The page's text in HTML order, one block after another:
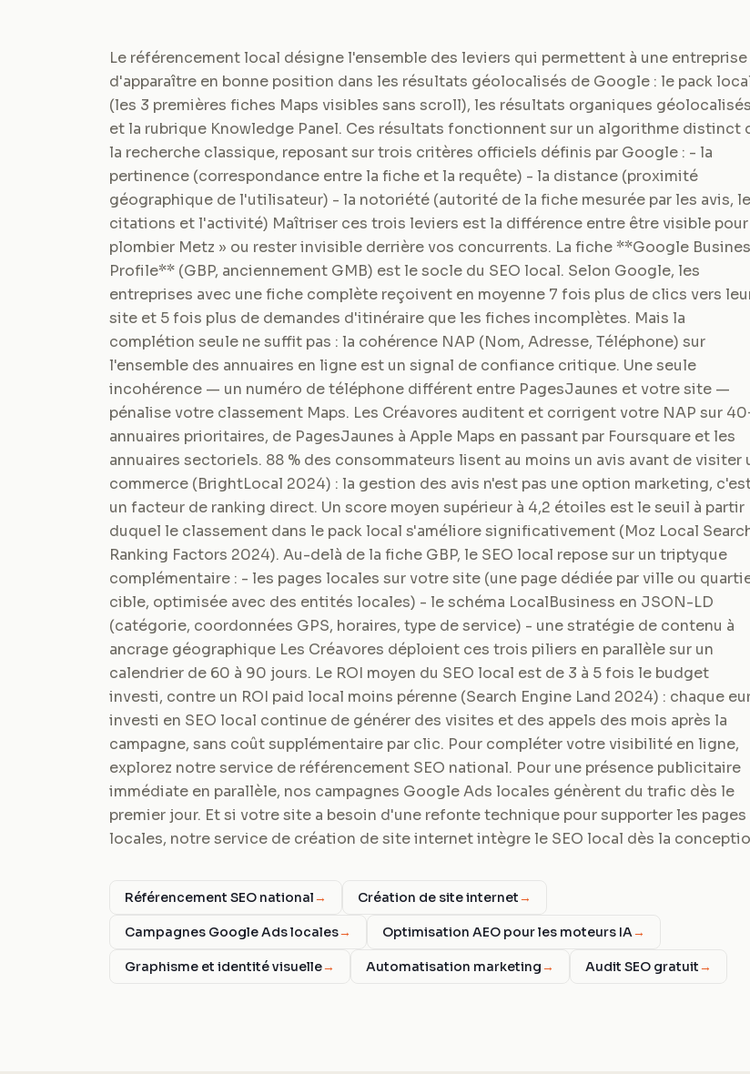
Le référencement local désigne l'ensemble des leviers qui permettent à une entreprise
d'apparaître en bonne position dans les résultats géolocalisés de Google : le pack
(les 3 premières fiches Maps visibles sans scroll), les résultats organiques géolocalisés
et la rubrique Knowledge Panel. Ces résultats fonctionnent sur un algorithme distinct
la recherche classique, reposant sur trois critères officiels définis par Google : - la
pertinence (correspondance entre la fiche et la requête) - la distance (proximité
géographique de l'utilisateur) - la notoriété (autorité de la fiche mesurée par les avis,
citations et l'activité) Maîtriser ces trois leviers est la différence entre être visible pour
plombier Metz » ou rester invisible derrière vos concurrents. La fiche **Google
Profile** (GBP, anciennement GMB) est le socle du SEO local. Selon Google, les
entreprises avec une fiche complète reçoivent en moyenne 7 fois plus de clics vers
site et 5 fois plus de demandes d'itinéraire que les fiches incomplètes. Mais la
complétion seule ne suffit pas : la cohérence NAP (Nom, Adresse, Téléphone) sur
l'ensemble des annuaires en ligne est un signal de confiance critique. Une seule
incohérence — un numéro de téléphone différent entre PagesJaunes et votre site —
pénalise votre classement Maps. Les Créavores auditent et corrigent votre NAP sur
annuaires prioritaires, de PagesJaunes à Apple Maps en passant par Foursquare et les
annuaires sectoriels. 88 % des consommateurs lisent au moins un avis avant de visiter
commerce (BrightLocal 2024) : la gestion des avis n'est pas une option marketing,
un facteur de ranking direct. Un score moyen supérieur à 4,2 étoiles est le seuil à partir
duquel le classement dans le pack local s'améliore significativement (Moz Local
Ranking Factors 2024). Au-delà de la fiche GBP, le SEO local repose sur un triptyque
complémentaire : - les pages locales sur votre site (une page dédiée par ville ou
cible, optimisée avec des entités locales) - le schéma LocalBusiness en JSON-LD
(catégorie, coordonnées GPS, horaires, type de service) - une stratégie de contenu à
ancrage géographique Les Créavores déploient ces trois piliers en parallèle sur un
calendrier de 60 à 90 jours. Le ROI moyen du SEO local est de 3 à 5 fois le budget
investi, contre un ROI paid local moins pérenne (Search Engine Land 2024) : chaque
investi en SEO local continue de générer des visites et des appels des mois après la
campagne, sans coût supplémentaire par clic. Pour compléter votre visibilité en ligne,
explorez notre service de référencement SEO national. Pour une présence publicitaire
immédiate en parallèle, nos campagnes Google Ads locales génèrent du trafic dès le
premier jour. Et si votre site a besoin d'une refonte technique pour supporter les pages
locales, notre service de création de site internet intègre le SEO local dès la
Référencement SEO national→ Création de site internet→
Campagnes Google Ads locales→ Optimisation AEO pour les moteurs IA→
Graphisme et identité visuelle→ Automatisation marketing→ Audit SEO gratuit→